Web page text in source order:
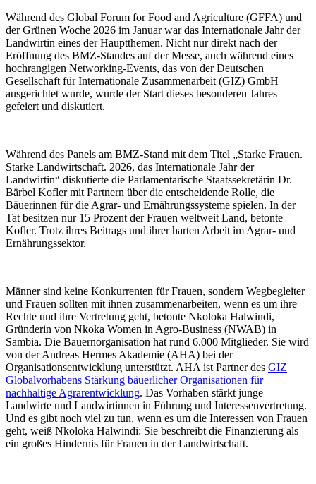
Während des Global Forum for Food and Agriculture (GFFA) und
der Grünen Woche 2026 im Januar war das Internationale Jahr der
Landwirtin eines der Hauptthemen. Nicht nur direkt nach der
Eröffnung des BMZ-Standes auf der Messe, auch während eines
hochrangigen Networking-Events, das von der Deutschen
Gesellschaft für Internationale Zusammenarbeit (GIZ) GmbH
ausgerichtet wurde, wurde der Start dieses besonderen Jahres
gefeiert und diskutiert.
Während des Panels am BMZ-Stand mit dem Titel „Starke Frauen.
Starke Landwirtschaft. 2026, das Internationale Jahr der
Landwirtin“ diskutierte die Parlamentarische Staatssekretärin Dr.
Bärbel Kofler mit Partnern über die entscheidende Rolle, die
Bäuerinnen für die Agrar- und Ernährungssysteme spielen. In der
Tat besitzen nur 15 Prozent der Frauen weltweit Land, betonte
Kofler. Trotz ihres Beitrags und ihrer harten Arbeit im Agrar- und
Ernährungssektor.
Männer sind keine Konkurrenten für Frauen, sondern Wegbegleiter
und Frauen sollten mit ihnen zusammenarbeiten, wenn es um ihre
Rechte und ihre Vertretung geht, betonte Nkoloka Halwindi,
Gründerin von Nkoka Women in Agro-Business (NWAB) in
Sambia. Die Bauernorganisation hat rund 6.000 Mitglieder. Sie wird
von der Andreas Hermes Akademie (AHA) bei der
Organisationsentwicklung unterstützt. AHA ist Partner des GIZ
Globalvorhabens Stärkung bäuerlicher Organisationen für
nachhaltige Agrarentwicklung. Das Vorhaben stärkt junge
Landwirte und Landwirtinnen in Führung und Interessenvertretung.
Und es gibt noch viel zu tun, wenn es um die Interessen von Frauen
geht, weiß Nkoloka Halwindi: Sie beschreibt die Finanzierung als
ein großes Hindernis für Frauen in der Landwirtschaft.